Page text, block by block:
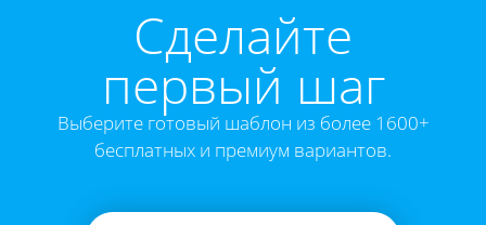
Cделайте
первый шаг
Выберите готовый шаблон из более 1600+
бесплатных и премиум вариантов.